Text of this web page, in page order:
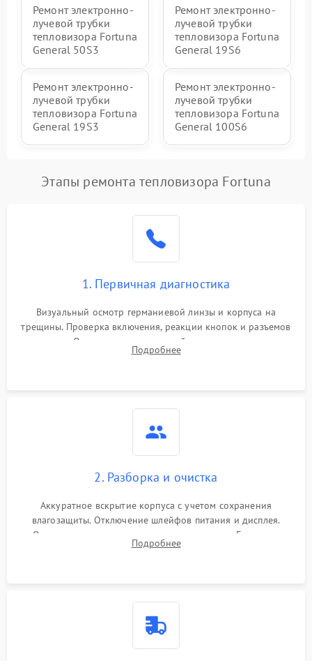
Ремонт электронно-
лучевой трубки
тепловизора Fortuna
General 50S3
Ремонт электронно-
лучевой трубки
тепловизора Fortuna
General 19S6
Ремонт электронно-
лучевой трубки
тепловизора Fortuna
General 19S3
Ремонт электронно-
лучевой трубки
тепловизора Fortuna
General 100S6
Этапы ремонта тепловизора Fortuna
1. Первичная диагностика
Визуальный осмотр германиевой линзы и корпуса на
трещины. Проверка включения, реакции кнопок и разъемов
зарядки. Оценка вывода тепловой сигнатуры на экран,
проверка базовых функций и считывание системных
Подробнее
2. Разборка и очистка
Аккуратное вскрытие корпуса с учетом сохранения
влагозащиты. Отключение шлейфов питания и дисплея.
Очистка внутренних плат от окислов и пыли. Бережная
обработка германиевого объектива специализированными
Подробнее